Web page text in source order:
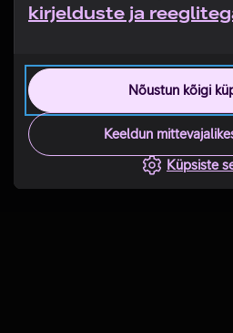
kirjelduste ja
Nõustun kõigi
Keeldun
Küpsiste